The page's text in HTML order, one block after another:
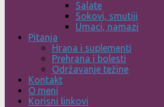
Salate
Sokovi, smutiji
Umaci, namazi
Pitanja
Hrana i suplementi
Prehrana i bolesti
Održavanje težine
Kontakt
O meni
Korisni linkovi